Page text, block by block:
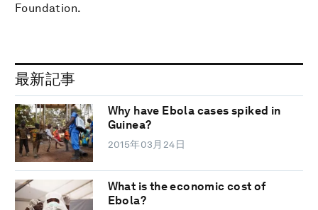
Foundation.
最新記事
Why have Ebola cases spiked in
Guinea?
2015年03月24日
What is the economic cost of
Ebola?